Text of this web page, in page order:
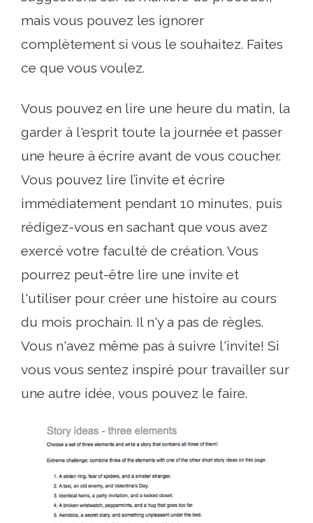
mais vous pouvez les ignorer
complètement si vous le souhaitez. Faites
ce que vous voulez.
Vous pouvez en lire une heure du matin, la
garder à l'esprit toute la journée et passer
une heure à écrire avant de vous coucher.
Vous pouvez lire l’invite et écrire
immédiatement pendant 10 minutes, puis
rédigez-vous en sachant que vous avez
exercé votre faculté de création. Vous
pourrez peut-être lire une invite et
l'utiliser pour créer une histoire au cours
du mois prochain. Il n'y a pas de règles.
Vous n'avez même pas à suivre l'invite! Si
vous vous sentez inspiré pour travailler sur
une autre idée, vous pouvez le faire.